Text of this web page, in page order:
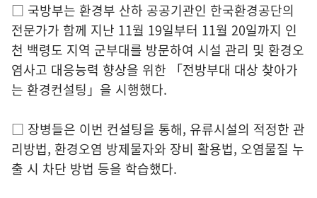
□ 국방부는 환경부 산하 공공기관인 한국환경공단의
전문가가 함께 지난 11월 19일부터 11월 20일까지 인
천 백령도 지역 군부대를 방문하여 시설 관리 및 환경오
염사고 대응능력 향상을 위한 「전방부대 대상 찾아가
는 환경컨설팅」을 시행했다.
□ 장병들은 이번 컨설팅을 통해, 유류시설의 적정한 관
리방법, 환경오염 방제물자와 장비 활용법, 오염물질 누
출 시 차단 방법 등을 학습했다.